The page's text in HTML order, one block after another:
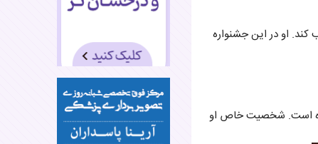
جلب کند. او در این جشنواره
است. شخصیت خاص او